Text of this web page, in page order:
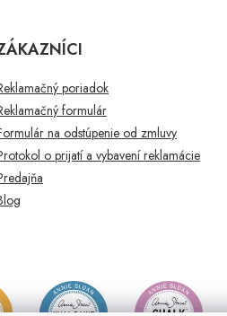
poriadok
formulár
na odstúpenie od zmluvy
o prijatí a vybavení reklamácie